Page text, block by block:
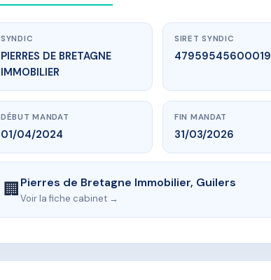
SYNDIC
PIERRES DE BRETAGNE
IMMOBILIER
SIRET SYNDIC
47959545600019
DÉBUT MANDAT
01/04/2024
FIN MANDAT
31/03/2026
🏢Pierres de Bretagne Immobilier, Guilers
Voir la fiche cabinet →